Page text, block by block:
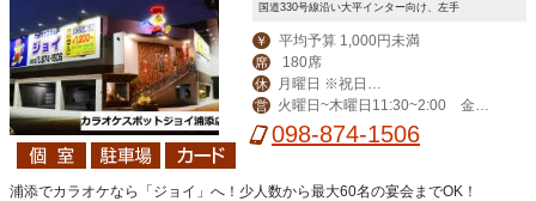
国道330号線沿い大平インター向け、左手
￥ 平均予算 1,000円未満
席 180席
休
祝前日は営業
営
火曜日~木曜日11:30~2:00 金曜
日11:30~3:00 土曜日11:00~4:00 日
098-874-1506
浦添でカラオケなら「ジョイ」へ！少人数から最大60名の宴会までOK！